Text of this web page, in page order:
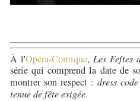
À l'Opéra-Comique, Les Feſtes
série qui comprend la date de
montrer son respect : dress
tenue de fête exigée.